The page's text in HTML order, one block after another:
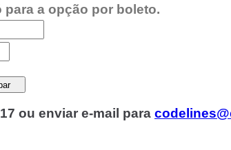
a opção por boleto.
ou enviar e-mail para